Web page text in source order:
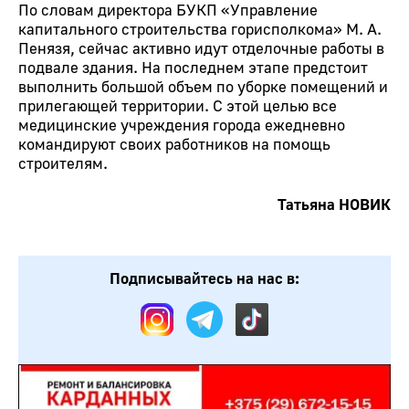
По словам директора БУКП «Управление
капитального строительства горисполкома» М. А.
Пенязя, сейчас активно идут отделочные работы в
подвале здания. На последнем этапе предстоит
выполнить большой объем по уборке помещений и
прилегающей территории. С этой целью все
медицинские учреждения города ежедневно
командируют своих работников на помощь
строителям.
Татьяна НОВИК
Подписывайтесь на нас в: